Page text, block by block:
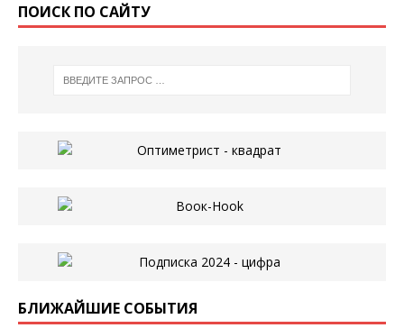
ПОИСК ПО САЙТУ
БЛИЖАЙШИЕ СОБЫТИЯ